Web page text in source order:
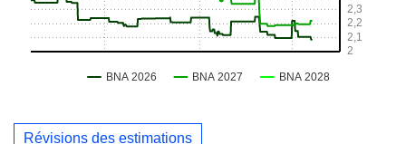
Révisions des estimations